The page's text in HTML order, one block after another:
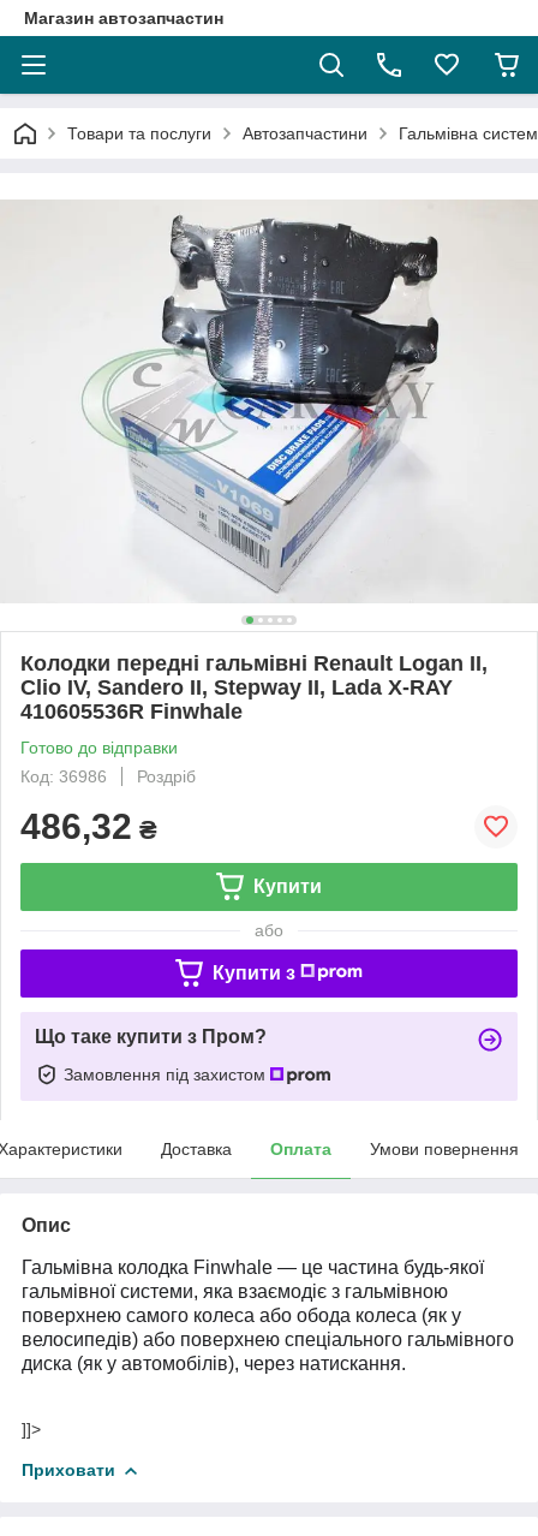
Магазин автозапчастин
Товари та послуги Автозапчастини Гальмівна
Колодки передні гальмівні Renault Logan II,
Clio IV, Sandero II, Stepway II, Lada X-RAY
410605536R Finwhale
Готово до відправки
Код: 36986
Роздріб
486,32 ₴
Купити
або
Купити з
Що таке купити з Пром?
Замовлення під захистом
Доставка Оплата Умови повернення
Опис
Гальмівна колодка Finwhale — це частина будь-якої
гальмівної системи, яка взаємодіє з гальмівною
поверхнею самого колеса або обода колеса (як у
велосипедів) або поверхнею спеціального гальмівного
диска (як у автомобілів), через натискання.
]]>
Приховати